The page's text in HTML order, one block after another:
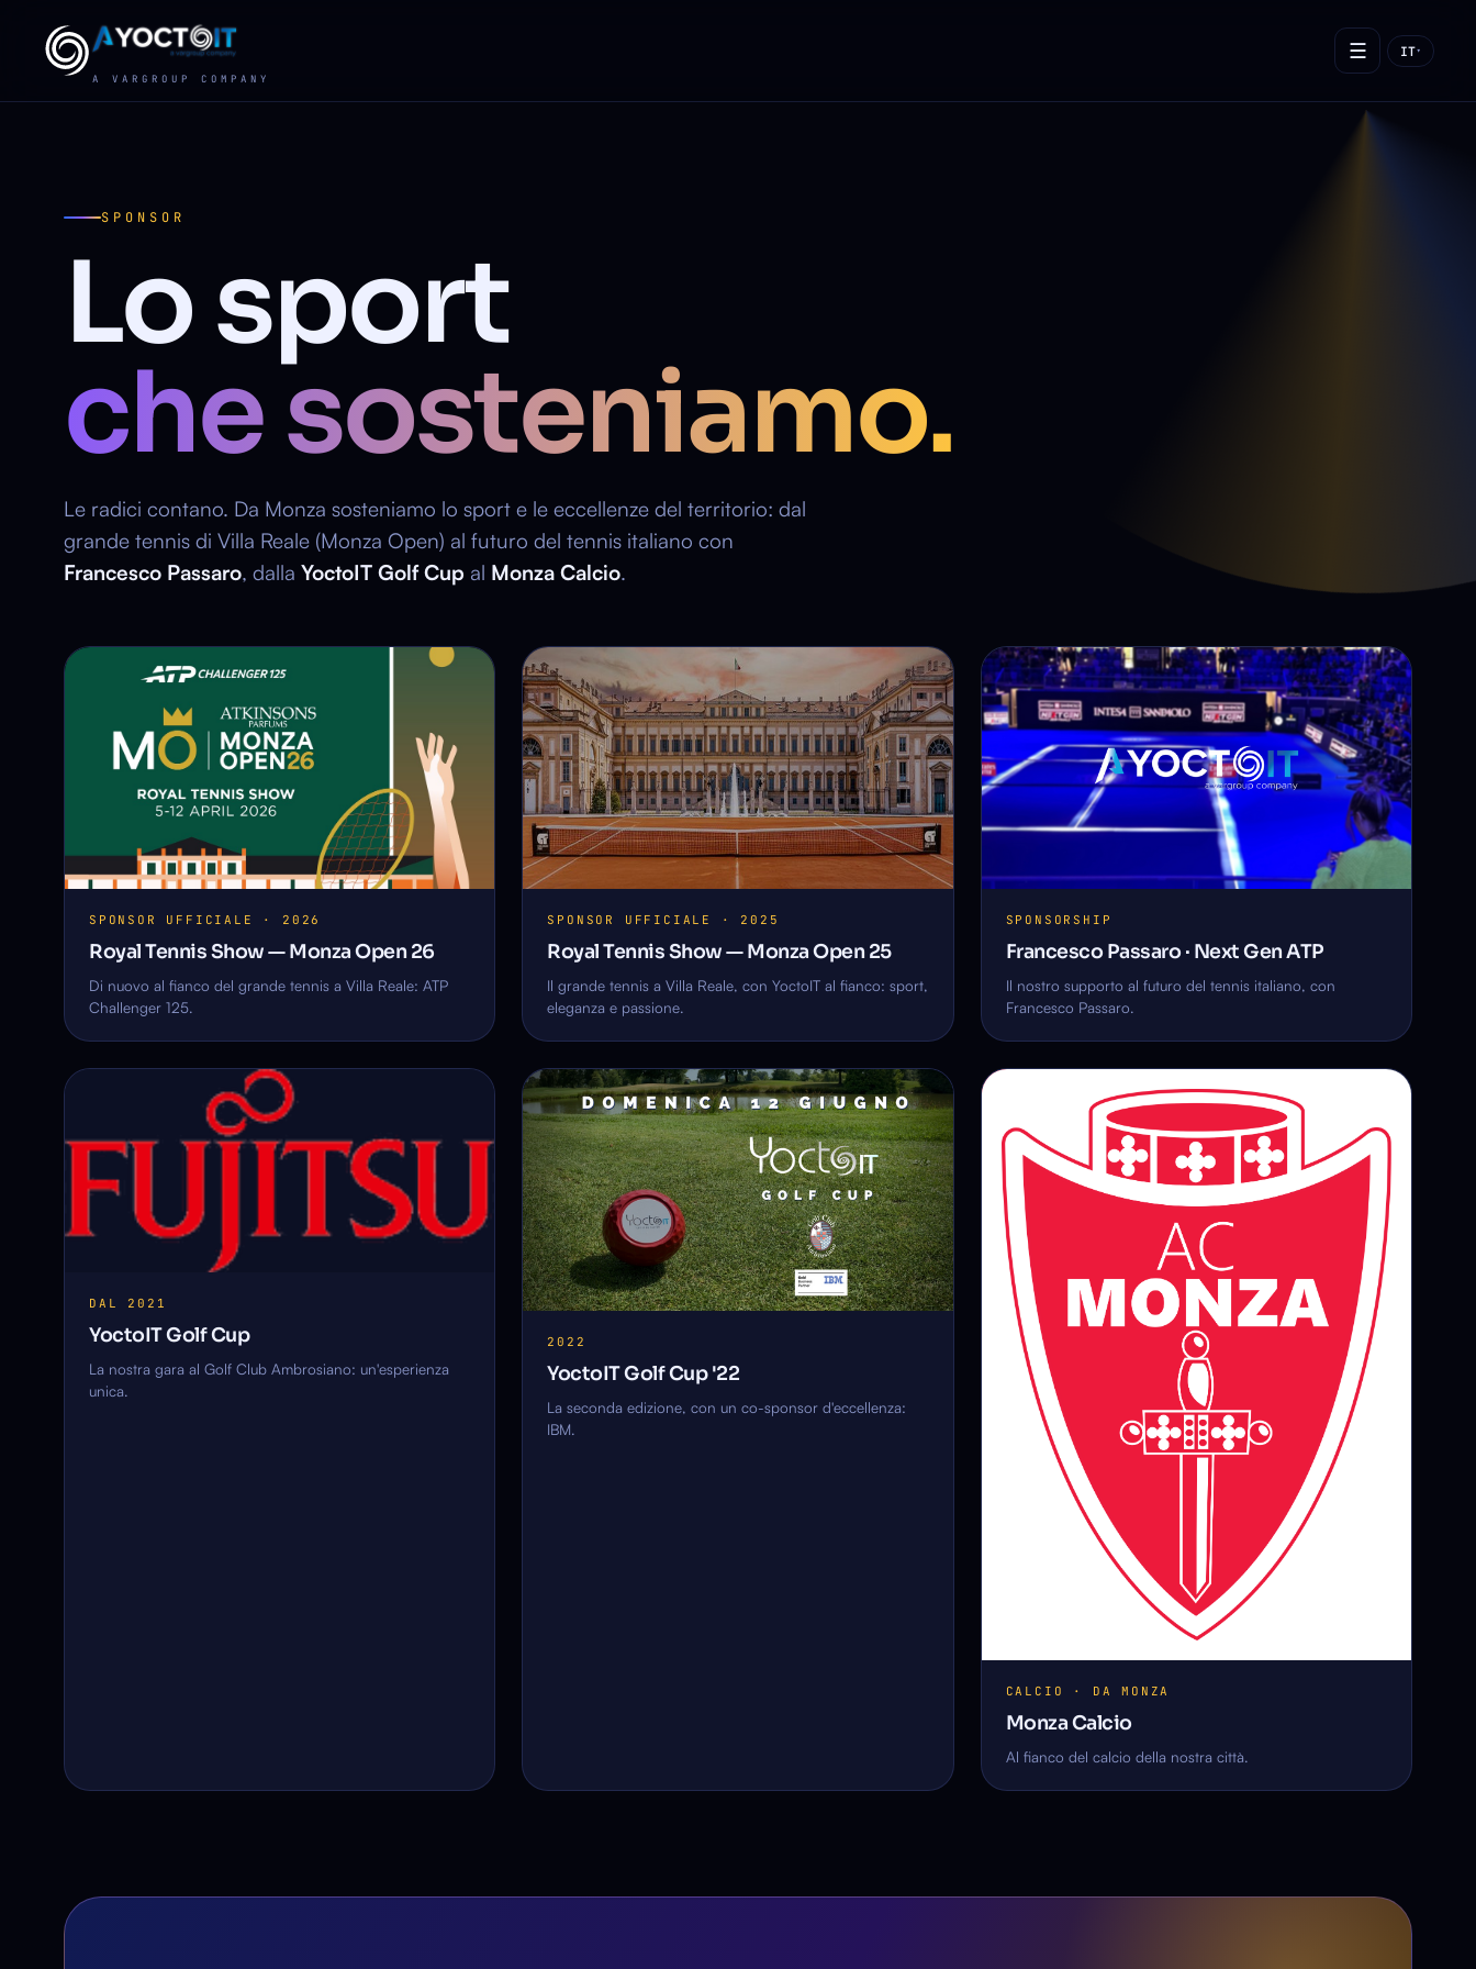
A VARGROUP COMPANY
☰ IT▾
SPONSOR
Lo sport
che sosteniamo.
Le radici contano. Da Monza sosteniamo lo sport e le eccellenze del territorio: dal
grande tennis di Villa Reale (Monza Open) al futuro del tennis italiano con
Francesco Passaro, dalla YoctoIT Golf Cup al Monza Calcio.
MONZA OPEN
26
SPONSOR UFFICIALE · 2026
Royal Tennis Show — Monza Open 26
Di nuovo al fianco del grande tennis a Villa Reale: ATP
Challenger 125.
SPONSOR UFFICIALE · 2025
Royal Tennis Show — Monza Open 25
Il grande tennis a Villa Reale, con YoctoIT al fianco: sport,
eleganza e passione.
SPONSORSHIP
Francesco Passaro · Next Gen ATP
Il nostro supporto al futuro del tennis italiano, con
Francesco Passaro.
DAL 2021
YoctoIT Golf Cup
La nostra gara al Golf Club Ambrosiano: un'esperienza
unica.
2022
YoctoIT Golf Cup '22
La seconda edizione, con un co-sponsor d'eccellenza:
IBM.
AC MONZA
CALCIO · DA MONZA
Monza Calcio
Al fianco del calcio della nostra città.